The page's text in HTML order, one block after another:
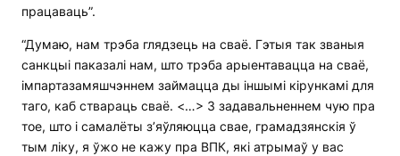
працаваць”.
“Думаю, нам трэба глядзець на сваё. Гэтыя так званыя
санкцыі паказалі нам, што трэба арыентавацца на сваё,
імпартазамяшчэннем займацца ды іншымі кірункамі для
таго, каб ствараць сваё. <…> З задавальненнем чую пра
тое, што і самалёты з’яўляюцца свае, грамадзянскія ў
тым ліку, я ўжо не кажу пра ВПК, які атрымаў у вас